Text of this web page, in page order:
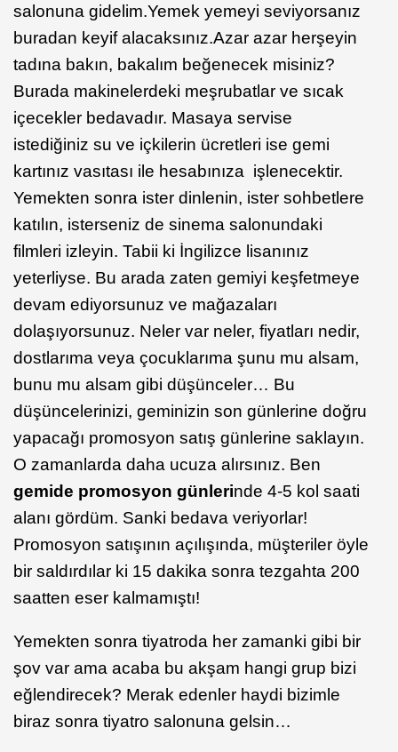
salonuna gidelim.Yemek yemeyi seviyorsanız
buradan keyif alacaksınız.Azar azar herşeyin
tadına bakın, bakalım beğenecek misiniz?
Burada makinelerdeki meşrubatlar ve sıcak
içecekler bedavadır. Masaya servise
istediğiniz su ve içkilerin ücretleri ise gemi
kartınız vasıtası ile hesabınıza işlenecektir.
Yemekten sonra ister dinlenin, ister sohbetlere
katılın, isterseniz de sinema salonundaki
filmleri izleyin. Tabii ki İngilizce lisanınız
yeterliyse. Bu arada zaten gemiyi keşfetmeye
devam ediyorsunuz ve mağazaları
dolaşıyorsunuz. Neler var neler, fiyatları nedir,
dostlarıma veya çocuklarıma şunu mu alsam,
bunu mu alsam gibi düşünceler… Bu
düşüncelerinizi, geminizin son günlerine doğru
yapacağı promosyon satış günlerine saklayın.
O zamanlarda daha ucuza alırsınız. Ben
gemide promosyon günlerinde 4-5 kol saati
alanı gördüm. Sanki bedava veriyorlar!
Promosyon satışının açılışında, müşteriler öyle
bir saldırdılar ki 15 dakika sonra tezgahta 200
saatten eser kalmamıştı!
Yemekten sonra tiyatroda her zamanki gibi bir
şov var ama acaba bu akşam hangi grup bizi
eğlendirecek? Merak edenler haydi bizimle
biraz sonra tiyatro salonuna gelsin…